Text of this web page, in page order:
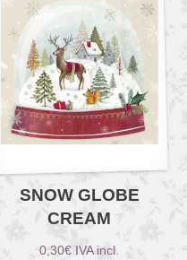
SNOW GLOBE
CREAM
0,30€ IVA incl.